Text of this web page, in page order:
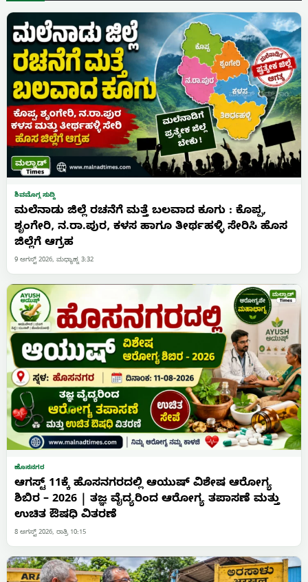
ಶಿವಮೊಗ್ಗ ಸುದ್ದಿ
ಮಲೆನಾಡು ಜಿಲ್ಲೆ ರಚನೆಗೆ ಮತ್ತೆ ಬಲವಾದ ಕೂಗು : ಕೊಪ್ಪ,
ಶೃಂಗೇರಿ, ನ.ರಾ.ಪುರ, ಕಳಸ ಹಾಗೂ ತೀರ್ಥಹಳ್ಳಿ ಸೇರಿಸಿ ಹೊಸ
ಜಿಲ್ಲೆಗೆ ಆಗ್ರಹ
9 ಆಗಸ್ಟ್ 2026, ಮಧ್ಯಾಹ್ನ 3:32
ಹೊಸನಗರ
ಆಗಸ್ಟ್ 11ಕ್ಕೆ ಹೊಸನಗರದಲ್ಲಿ ಆಯುಷ್ ವಿಶೇಷ ಆರೋಗ್ಯ
ಶಿಬಿರ – 2026 | ತಜ್ಞ ವೈದ್ಯರಿಂದ ಆರೋಗ್ಯ ತಪಾಸಣೆ ಮತ್ತು
ಉಚಿತ ಔಷಧಿ ವಿತರಣೆ
8 ಆಗಸ್ಟ್ 2026, ರಾತ್ರಿ 10:15